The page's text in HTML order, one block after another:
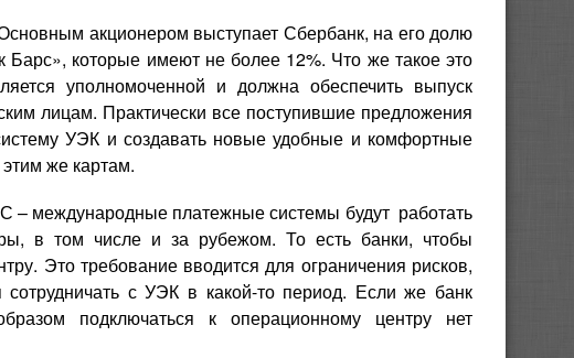
акционером выступает Сбербанк, на его долю
которые имеют не более 12%. Что же такое это
уполномоченной и должна обеспечить выпуск
лицам. Практически все поступившие предложения
УЭК и создавать новые удобные и комфортные
же картам.
международные платежные системы будут работать
в том числе и за рубежом. То есть банки, чтобы
Это требование вводится для ограничения рисков,
с УЭК в какой-то период. Если же банк
подключаться к операционному центру нет